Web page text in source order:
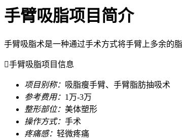
手臂吸脂项目简介
手臂吸脂术是一种通过手术方式将手臂上多余的
手臂吸脂项目信息
项目别称： 吸脂瘦手臂、手臂脂肪抽吸术
参考费用： 1万-3万
整形部位： 美体塑形
操作方式： 手术
疼痛感： 轻微疼痛